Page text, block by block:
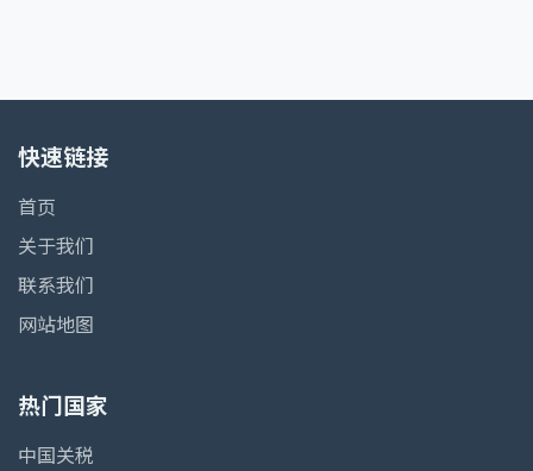
快速链接
首页
关于我们
联系我们
网站地图
热门国家
中国关税